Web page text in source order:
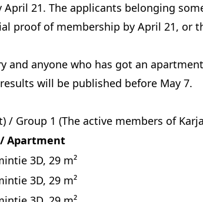
21. The applicants belonging
proof of membership by April 21, or
and anyone who has got an
will be published before May 7.
/ Group 1 (The active members of
Apartment
3D, 29 m²
3D, 29 m²